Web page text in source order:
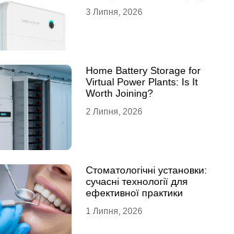
3 Липня, 2026
Home Battery Storage for
Virtual Power Plants: Is It
Worth Joining?
2 Липня, 2026
Стоматологічні установки:
сучасні технології для
ефективної практики
1 Липня, 2026